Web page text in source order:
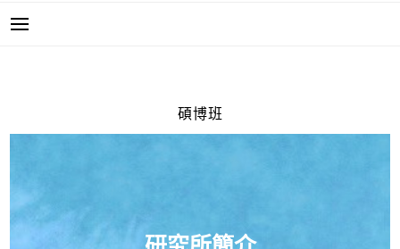
碩博班